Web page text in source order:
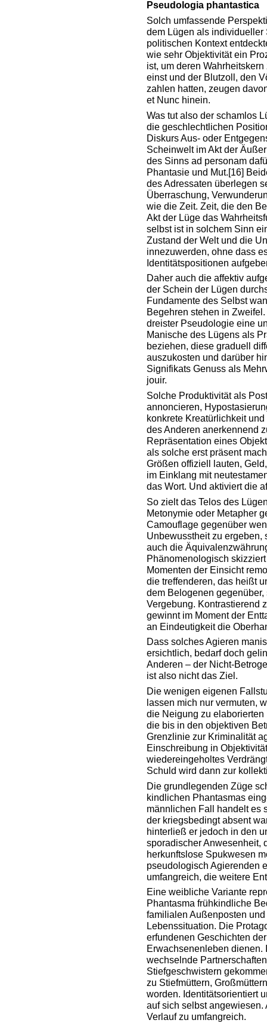
Pseudologia phantastica
Solch umfassende
dem Lügen als individueller
politischen Kontext
wie sehr Objektivität ein
ist, um deren
einst und der Blutzoll, den
zahlen hatten, zeugen
et Nunc hinein.
Was tut also der schamlos
die geschlechtlichen
Diskurs Aus- oder
Scheinwelt im Akt der
des Sinns ad personam
Phantasie und Mut.[16]
des Adressaten überlegen
Überraschung,
wie die Zeit. Zeit, die den
Akt der Lüge das
selbst ist in solchem Sinn
Zustand der Welt und die
innezuwerden, ohne dass
Identitätspositionen
Daher auch die affektiv
der Schein der Lügen
Fundamente des Selbst
Begehren stehen in
dreister Pseudologie eine
Manische des Lügens als
beziehen, diese graduell
auszukosten und darüber
Signifikats Genuss als
jouir.
Solche Produktivität als
annoncieren,
konkrete Kreatürlichkeit
des Anderen anerkennend
Repräsentation eines
als solche erst präsent
Größen offiziell lauten,
im Einklang mit
das Wort. Und aktiviert die
So zielt das Telos des
Metonymie oder Metapher
Camouflage gegenüber
Unbewusstheit zu ergeben,
auch die
Phänomenologisch
Momenten der Einsicht
die treffenderen, das heißt
dem Belogenen
Vergebung. Kontrastierend
gewinnt im Moment der
an Eindeutigkeit die
Dass solches Agieren
ersichtlich, bedarf doch
Anderen – der Nicht-
ist also nicht das Ziel.
Die wenigen eigenen
lassen mich nur vermuten,
die Neigung zu
die bis in den objektiven
Grenzlinie zur Kriminalität
Einschreibung in
wiedereingeholtes
Schuld wird dann zur
Die grundlegenden Züge
kindlichen Phantasmas
männlichen Fall handelt es
der kriegsbedingt absent
hinterließ er jedoch in den
sporadischer Anwesenheit,
herkunftslose Spukwesen
pseudologisch Agierenden
umfangreich, die weitere
Eine weibliche Variante
Phantasma frühkindliche
familialen Außenposten
Lebenssituation. Die
erfundenen Geschichten
Erwachsenenleben dienen.
wechselnde
Stiefgeschwistern
zu Stiefmüttern,
worden. Identitätsorientiert
auf sich selbst
Verlauf zu umfangreich.